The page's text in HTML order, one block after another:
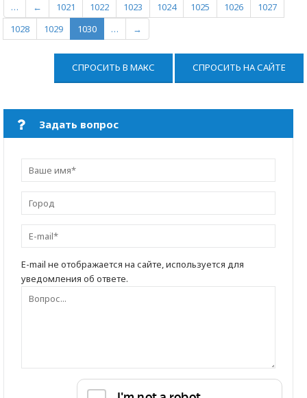
… ← 1021 1022 1023 1024 1025 1026
1027
1028
1029 1030 … →
СПРОСИТЬ В МАКС СПРОСИТЬ НА САЙТЕ
Задать вопрос
E-mail не отображается на сайте, используется для
уведомления об ответе.